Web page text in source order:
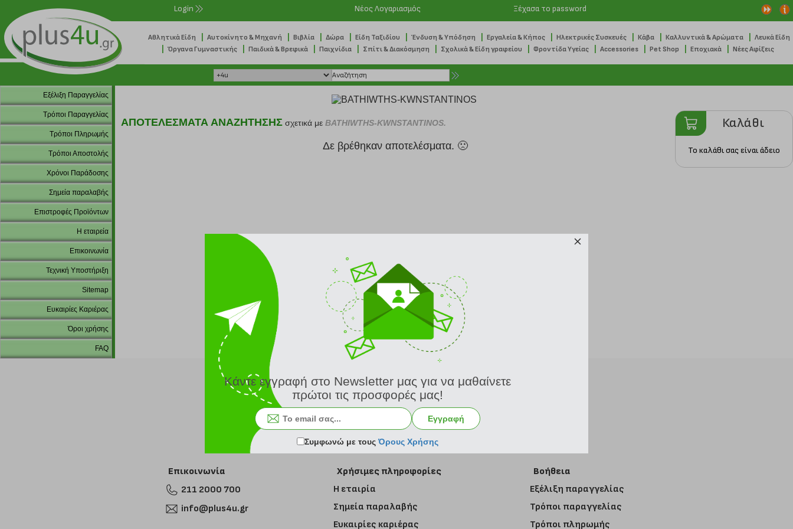
Login Νέος Λογαριασμός Ξέχασα το password
Αθλητικά Είδη Αυτοκίνητο & Μηχανή Βιβλία Δώρα Είδη Ταξιδίου Ένδυση & Υπόδηση Εργαλεία & Κήπος Ηλεκτρικές Συσκευές Κάβα Καλλυντικά & Αρώματα Λευκά Είδη
Όργανα Γυμναστικής Παιδικά & Βρεφικά Παιχνίδια Σπίτι & Διακόσμηση Σχολικά & Είδη γραφείου Φροντίδα Υγείας Accessories Pet Shop Εποχιακά Νέες Αφίξεις
Εξέλιξη Παραγγελίας
Τρόποι Παραγγελίας
Τρόποι Πληρωμής
Τρόποι Αποστολής
Χρόνοι Παράδοσης
Σημεία παραλαβής
Επιστροφές Προϊόντων
Η εταιρεία
Επικοινωνία
Τεχνική Υποστήριξη
Sitemap
Ευκαιρίες Καριέρας
Όροι χρήσης
FAQ
ΑΠΟΤΕΛΕΣΜΑΤΑ ΑΝΑΖΗΤΗΣΗΣ σχετικά με BATHIWTHS-KWNSTANTINOS.
Δε βρέθηκαν αποτελέσματα. 🙁
Καλάθι
Το καλάθι σας είναι άδειο
Εγγραφή στο newsletter
Επικοινωνία
211 2000 700
info@plus4u.gr
Χρήσιμες πληροφορίες
Η εταιρία
Σημεία παραλαβής
Ευκαιρίες καριέρας
Βοήθεια
Εξέλιξη παραγγελίας
Τρόποι παραγγελίας
Τρόποι πληρωμής
Κάντε εγγραφή στο Newsletter μας για να μαθαίνετε
πρώτοι τις προσφορές μας!
Εγγραφή
Συμφωνώ με τουςΌρους Χρήσης